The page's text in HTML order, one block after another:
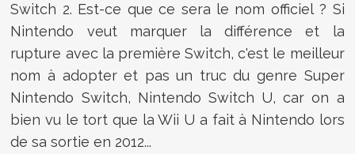
Switch 2. Est-ce que ce sera le nom officiel ? Si
Nintendo veut marquer la différence et la
rupture avec la première Switch, c'est le meilleur
nom à adopter et pas un truc du genre Super
Nintendo Switch, Nintendo Switch U, car on a
bien vu le tort que la Wii U a fait à Nintendo lors
de sa sortie en 2012...